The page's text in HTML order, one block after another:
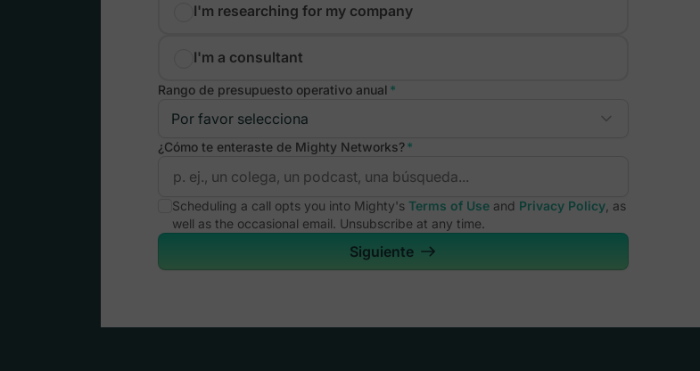
I'm researching for my company
I'm a consultant
Rango de presupuesto operativo anual *
¿Cómo te enteraste de Mighty Networks?*
Scheduling a call opts you into Mighty's Terms of Use and Privacy Policy , as
well as the occasional email. Unsubscribe at any time.
Siguiente